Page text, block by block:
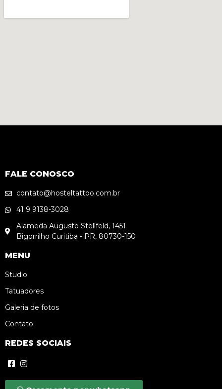
FALE CONOSCO
contato@hosteltattoo.com.br
41 9 9138-3028
Alameda Augusto Stellfeld, 1451
Bigorrilho Curitiba - PR, 80730-150
MENU
Studio
Tatuadores
Galeria de fotos
Contato
REDES SOCIAIS